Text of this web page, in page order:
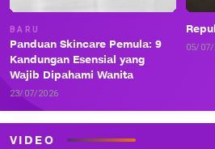
BARU
Panduan Skincare Pemula: 9
Kandungan Esensial yang
Wajib Dipahami Wanita
23/07/2026
05/
VIDEO